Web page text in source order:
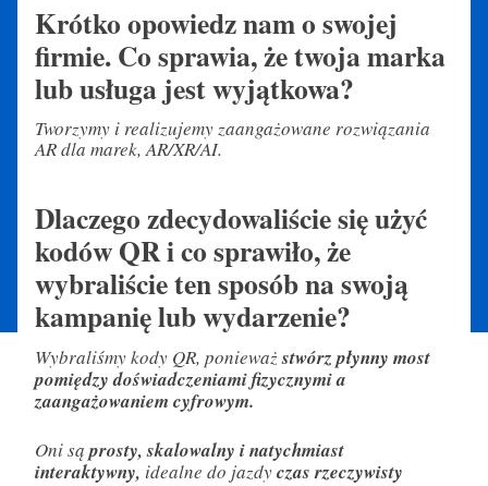
Krótko opowiedz nam o swojej
firmie. Co sprawia, że twoja marka
lub usługa jest wyjątkowa?
Tworzymy i realizujemy zaangażowane rozwiązania
AR dla marek, AR/XR/AI.
Dlaczego zdecydowaliście się użyć
kodów QR i co sprawiło, że
wybraliście ten sposób na swoją
kampanię lub wydarzenie?
Wybraliśmy kody QR, ponieważstwórz płynny most
pomiędzy doświadczeniami fizycznymi a
zaangażowaniem cyfrowym.
Oni sąprosty, skalowalny i natychmiast
interaktywny, idealne do jazdyczas rzeczywisty